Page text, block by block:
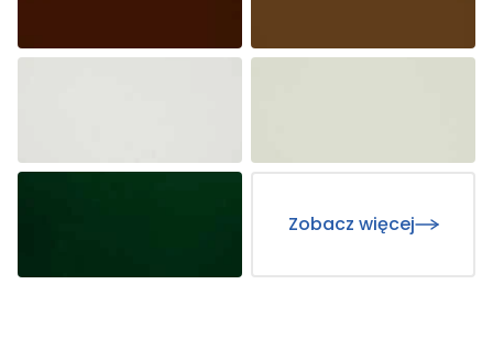
Zobacz więcej